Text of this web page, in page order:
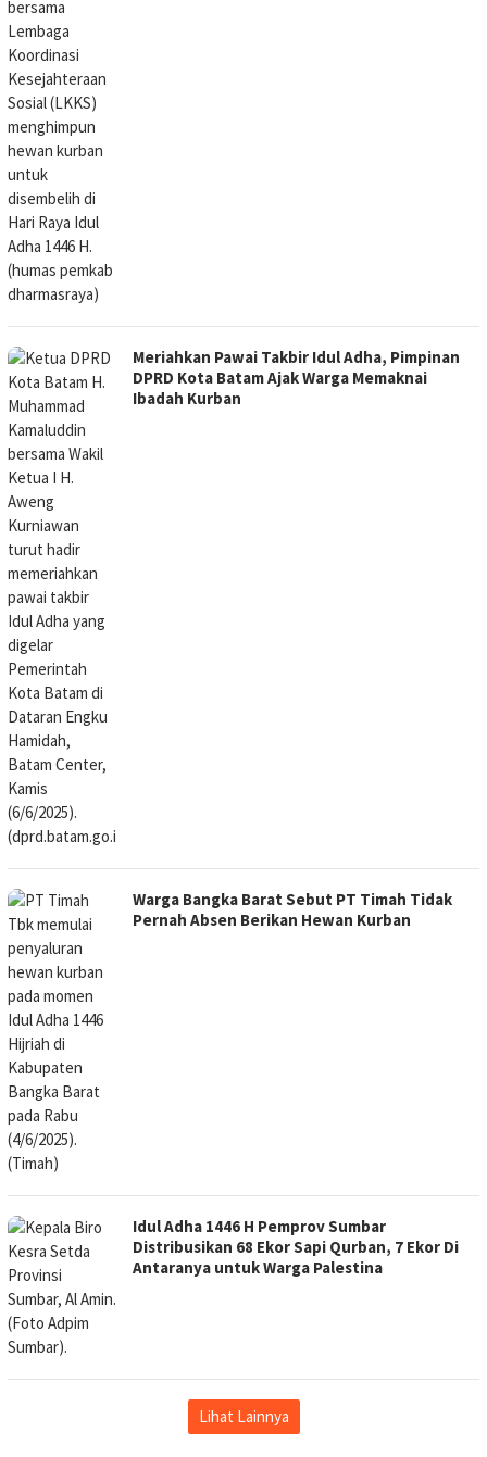
Meriahkan Pawai Takbir Idul Adha, Pimpinan
DPRD Kota Batam Ajak Warga Memaknai
Ibadah Kurban
Warga Bangka Barat Sebut PT Timah Tidak
Pernah Absen Berikan Hewan Kurban
Idul Adha 1446 H Pemprov Sumbar
Distribusikan 68 Ekor Sapi Qurban, 7 Ekor Di
Antaranya untuk Warga Palestina
Lihat Lainnya